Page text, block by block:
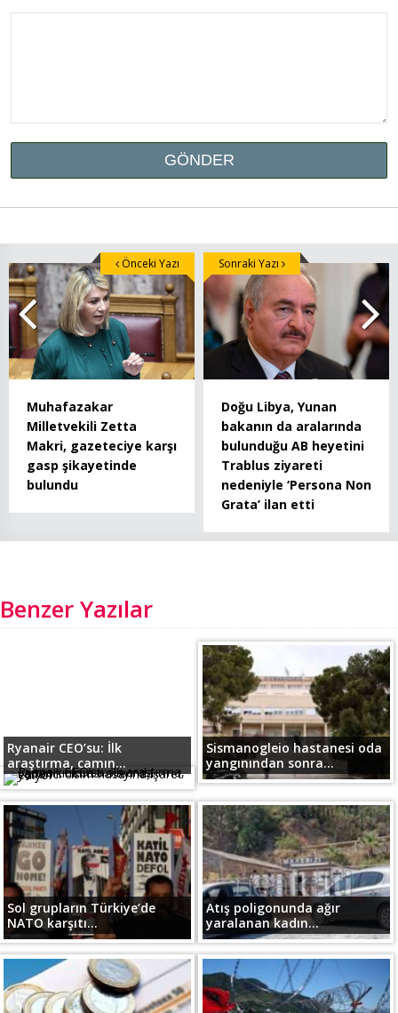
Muhafazakar
Milletvekili Zetta
Makri, gazeteciye karşı
gasp şikayetinde
bulundu
Önceki Yazı
Doğu Libya, Yunan
bakanın da aralarında
bulunduğu AB heyetini
Trablus ziyareti
nedeniyle ‘Persona Non
Grata’ ilan etti
Sonraki Yazı
Benzer Yazılar
Ryanair CEO’su: İlk
araştırma, camın...
Sismanogleio hastanesi oda
yangınından sonra...
Sol grupların Türkiye’de
NATO karşıtı...
Atış poligonunda ağır
yaralanan kadın...